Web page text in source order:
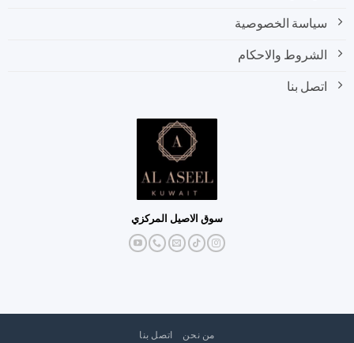
سياسة الخصوصية
الشروط والاحكام
اتصل بنا
سوق الاصيل المركزي
من نحن اتصل بنا